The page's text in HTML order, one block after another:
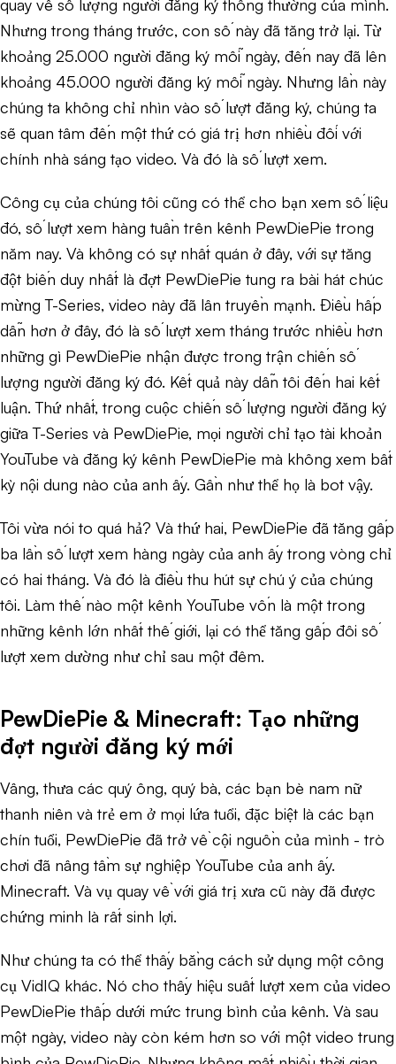
quay về số lượng người đăng ký thông thường của mình.
Nhưng trong tháng trước, con số này đã tăng trở lại. Từ
khoảng 25.000 người đăng ký mỗi ngày, đến nay đã lên
khoảng 45.000 người đăng ký mỗi ngày. Nhưng lần này
chúng ta không chỉ nhìn vào số lượt đăng ký, chúng ta
sẽ quan tâm đến một thứ có giá trị hơn nhiều đối với
chính nhà sáng tạo video. Và đó là số lượt xem.
Công cụ của chúng tôi cũng có thể cho bạn xem số liệu
đó, số lượt xem hàng tuần trên kênh PewDiePie trong
năm nay. Và không có sự nhất quán ở đây, với sự tăng
đột biến duy nhất là đợt PewDiePie tung ra bài hát chúc
mừng T-Series, video này đã lân truyền mạnh. Điều hấp
dẫn hơn ở đây, đó là số lượt xem tháng trước nhiều hơn
những gì PewDiePie nhận được trong trận chiến số
lượng người đăng ký đó. Kết quả này dẫn tôi đến hai kết
luận. Thứ nhất, trong cuộc chiến số lượng người đăng ký
giữa T-Series và PewDiePie, mọi người chỉ tạo tài khoản
YouTube và đăng ký kênh PewDiePie mà không xem bất
kỳ nội dung nào của anh ấy. Gần như thể họ là bot vậy.
Tôi vừa nói to quá hả? Và thứ hai, PewDiePie đã tăng gấp
ba lần số lượt xem hàng ngày của anh ấy trong vòng chỉ
có hai tháng. Và đó là điều thu hút sự chú ý của chúng
tôi. Làm thế nào một kênh YouTube vốn là một trong
những kênh lớn nhất thế giới, lại có thể tăng gấp đôi số
lượt xem dường như chỉ sau một đêm.
PewDiePie & Minecraft: Tạo những
đợt người đăng ký mới
Vâng, thưa các quý ông, quý bà, các bạn bè nam nữ
thanh niên và trẻ em ở mọi lứa tuổi, đặc biệt là các bạn
chín tuổi, PewDiePie đã trở về cội nguồn của mình - trò
chơi đã nâng tầm sự nghiệp YouTube của anh ấy.
Minecraft. Và vụ quay về với giá trị xưa cũ này đã được
chứng minh là rất sinh lợi.
Như chúng ta có thể thấy bằng cách sử dụng một công
cụ VidIQ khác. Nó cho thấy hiệu suất lượt xem của video
PewDiePie thấp dưới mức trung bình của kênh. Và sau
một ngày, video này còn kém hơn so với một video trung